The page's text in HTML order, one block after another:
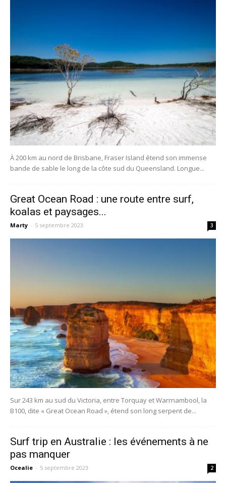
À 200 km au nord de Brisbane, Fraser Island étend son immense
bande de sable le long de la côte sud du Queensland. Longue...
Great Ocean Road : une route entre surf,
koalas et paysages...
Marty - 5 septembre 2023 3
Sur 243 km au sud du Victoria, entre Torquay et Warrnambool, la
B100, dite « Great Ocean Road », étend son long serpent de...
Surf trip en Australie : les événements à ne
pas manquer
Ocealie - 5 septembre 2023 2